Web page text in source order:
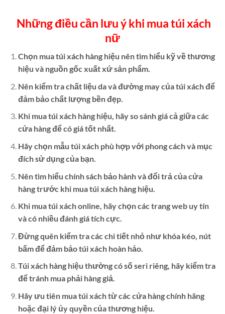
Những điều cần lưu ý khi mua túi xách
nữ
Chọn mua túi xách hàng hiệu nên tìm hiểu kỹ về thương
hiệu và nguồn gốc xuất xứ sản phẩm.
Nên kiểm tra chất liệu da và đường may của túi xách để
đảm bảo chất lượng bền đẹp.
Khi mua túi xách hàng hiệu, hãy so sánh giá cả giữa các
cửa hàng để có giá tốt nhất.
Hãy chọn mẫu túi xách phù hợp với phong cách và mục
đích sử dụng của bạn.
Nên tìm hiểu chính sách bảo hành và đổi trả của cửa
hàng trước khi mua túi xách hàng hiệu.
Khi mua túi xách online, hãy chọn các trang web uy tín
và có nhiều đánh giá tích cực.
Đừng quên kiểm tra các chi tiết nhỏ như khóa kéo, nút
bấm để đảm bảo túi xách hoàn hảo.
Túi xách hàng hiệu thường có số seri riêng, hãy kiểm tra
để tránh mua phải hàng giả.
Hãy ưu tiên mua túi xách từ các cửa hàng chính hãng
hoặc đại lý ủy quyền của thương hiệu.